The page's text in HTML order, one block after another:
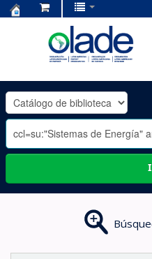
OLADE
-